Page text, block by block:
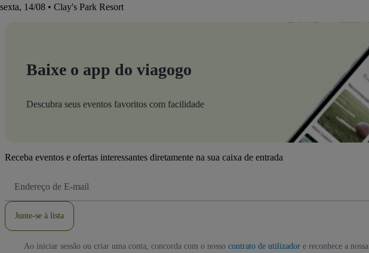
sexta, 14/08 • Clay's Park Resort
Baixe o app do viagogo
Descubra seus eventos favoritos com facilidade
Receba eventos e ofertas interessantes diretamente na sua caixa de entrada
de
Junte-se à lista
Ao iniciar sessão ou criar uma conta, concorda com o nosso contrato de utilizadore reconhece a nossa